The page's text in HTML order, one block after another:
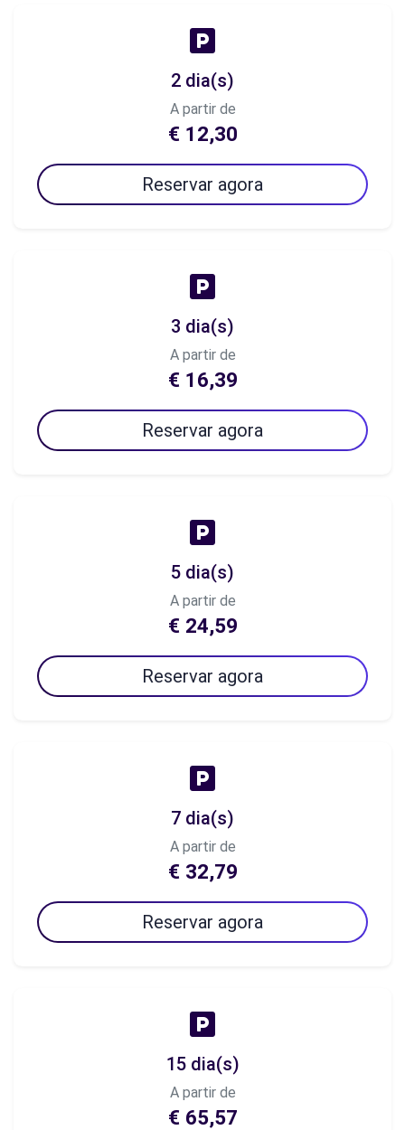
2 dia(s)
A partir de
€ 12,30
Reservar agora
3 dia(s)
A partir de
€ 16,39
Reservar agora
5 dia(s)
A partir de
€ 24,59
Reservar agora
7 dia(s)
A partir de
€ 32,79
Reservar agora
15 dia(s)
A partir de
€ 65,57